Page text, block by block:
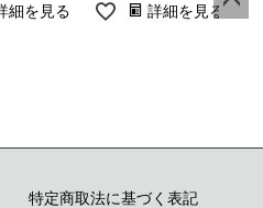
細を見る
詳細を見る
特定商取法に基づく表記